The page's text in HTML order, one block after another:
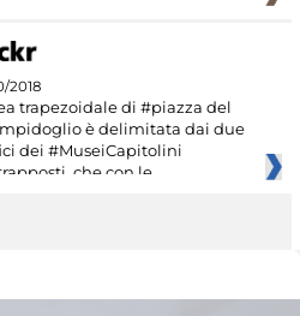
2018
trapezoidale di #piazza del
è delimitata dai due
dei #MuseiCapitolini
che con le